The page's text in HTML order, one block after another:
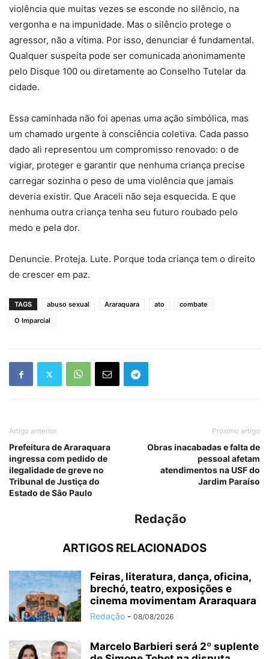
violência que muitas vezes se esconde no silêncio, na
vergonha e na impunidade. Mas o silêncio protege o
agressor, não a vítima. Por isso, denunciar é fundamental.
Qualquer suspeita pode ser comunicada anonimamente
pelo Disque 100 ou diretamente ao Conselho Tutelar da
cidade.
Essa caminhada não foi apenas uma ação simbólica, mas
um chamado urgente à consciência coletiva. Cada passo
dado ali representou um compromisso renovado: o de
vigiar, proteger e garantir que nenhuma criança precise
carregar sozinha o peso de uma violência que jamais
deveria existir. Que Araceli não seja esquecida. E que
nenhuma outra criança tenha seu futuro roubado pelo
medo e pela dor.
Denuncie. Proteja. Lute. Porque toda criança tem o direito
de crescer em paz.
TAGS abuso sexual Araraquara ato
combate
O Imparcial
Artigo anterior
Prefeitura de Araraquara
ingressa com pedido de
ilegalidade de greve no
Tribunal de Justiça do
Estado de São Paulo
Próximo artigo
Obras inacabadas e falta de
pessoal afetam
atendimentos na USF do
Jardim Paraíso
Redação
ARTIGOS RELACIONADOS
Feiras, literatura, dança, oficina,
brechó, teatro, exposições e
cinema movimentam Araraquara
Redação - 08/08/2026
Marcelo Barbieri será 2º suplente